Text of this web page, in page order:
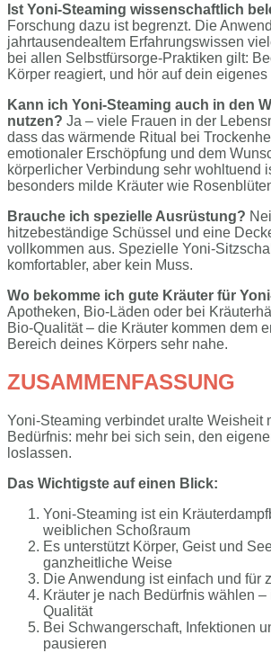
Ist Yoni-Steaming wissenschaftlich
Forschung dazu ist begrenzt. Die
jahrtausendealtem Erfahrungswissen
bei allen Selbstfürsorge-Praktiken gilt:
Körper reagiert, und hör auf dein eigenes
Kann ich Yoni-Steaming auch in den
nutzen? Ja – viele Frauen in der
dass das wärmende Ritual bei
emotionaler Erschöpfung und dem
körperlicher Verbindung sehr wohltuend
besonders milde Kräuter wie
Brauche ich spezielle Ausrüstung?
hitzebeständige Schüssel und eine
vollkommen aus. Spezielle Yoni-
komfortabler, aber kein Muss.
Wo bekomme ich gute Kräuter für
Apotheken, Bio-Läden oder bei
Bio-Qualität – die Kräuter kommen dem
Bereich deines Körpers sehr nahe.
ZUSAMMENFASSUNG
Yoni-Steaming verbindet uralte Weisheit
Bedürfnis: mehr bei sich sein, den
loslassen.
Das Wichtigste auf einen Blick:
Yoni-Steaming ist ein
weiblichen Schoßraum
Es unterstützt Körper, Geist und
ganzheitliche Weise
Die Anwendung ist einfach und für
Kräuter je nach Bedürfnis wählen –
Qualität
Bei Schwangerschaft, Infektionen
pausieren